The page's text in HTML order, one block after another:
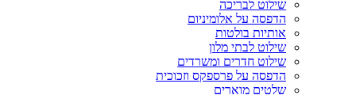
שילוט לבריכה
הדפסה על אלומיניום
אותיות בולטות
שילוט לבתי מלון
שילוט חדרים ומשרדים
הדפסה על פרספקס וזכוכית
שלטים מוארים